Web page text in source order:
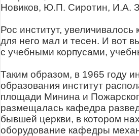
Новиков, Ю.П. Сиротин, И.А.
Рос институт,
для него мал и тесен. И вот
с учебными корпусами,
Таким образом, в 1965 году
образования институт
площади Минина и
размещалась кафедра
бывшей церкви, в котором
оборудование кафедры